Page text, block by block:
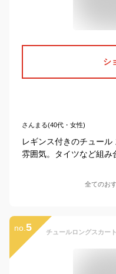
シ
さんまる(40代・女性)
レギンス付きのチュー
雰囲気。タイツなど組み
全てのお
no. 5